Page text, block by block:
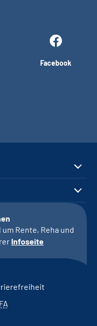
Facebook
Rente, Reha und
Infoseite